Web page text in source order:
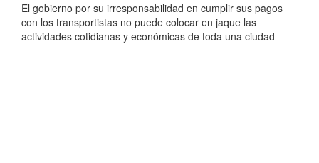
El gobierno por su irresponsabilidad en cumplir sus pagos
con los transportistas no puede colocar en jaque las
actividades cotidianas y económicas de toda una ciudad